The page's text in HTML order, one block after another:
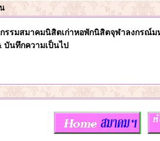
รรมสมาคมนิสิตเก่าหอพักนิสิตจุฬาลงกรณ์ม
บันทึกความเป็นไป